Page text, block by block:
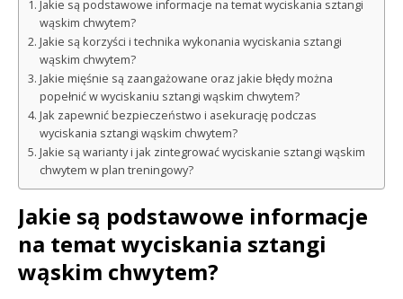
Jakie są podstawowe informacje na temat wyciskania sztangi
wąskim chwytem?
Jakie są korzyści i technika wykonania wyciskania sztangi
wąskim chwytem?
Jakie mięśnie są zaangażowane oraz jakie błędy można
popełnić w wyciskaniu sztangi wąskim chwytem?
Jak zapewnić bezpieczeństwo i asekurację podczas
wyciskania sztangi wąskim chwytem?
Jakie są warianty i jak zintegrować wyciskanie sztangi wąskim
chwytem w plan treningowy?
Jakie są podstawowe informacje
na temat wyciskania sztangi
wąskim chwytem?